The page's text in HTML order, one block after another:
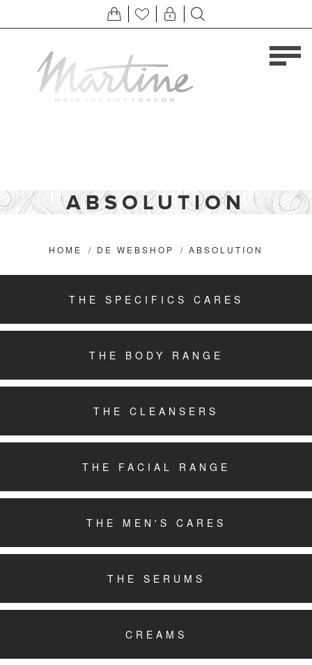
ABSOLUTION
HOME / DE WEBSHOP / ABSOLUTION
THE SPECIFICS CARES
THE BODY RANGE
THE CLEANSERS
THE FACIAL RANGE
THE MEN'S CARES
THE SERUMS
CREAMS